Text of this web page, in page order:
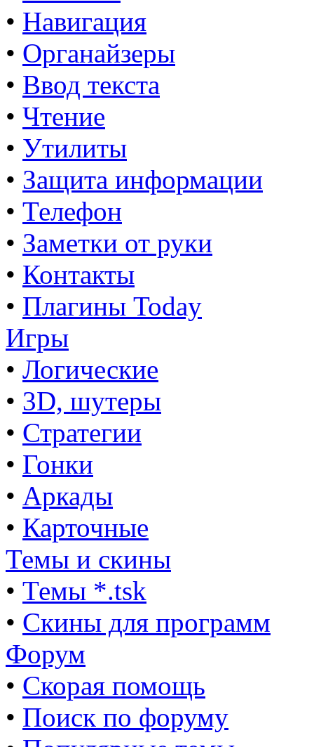
• Навигация
• Органайзеры
• Ввод текста
• Чтение
• Утилиты
• Защита информации
• Телефон
• Заметки от руки
• Контакты
• Плагины Today
Игры
• Логические
• 3D, шутеры
• Стратегии
• Гонки
• Аркады
• Карточные
Темы и скины
• Темы *.tsk
• Скины для программ
Форум
• Скорая помощь
• Поиск по форуму